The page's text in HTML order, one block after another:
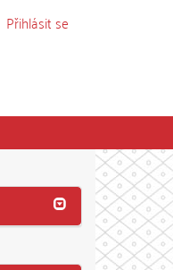
Přihlásit se